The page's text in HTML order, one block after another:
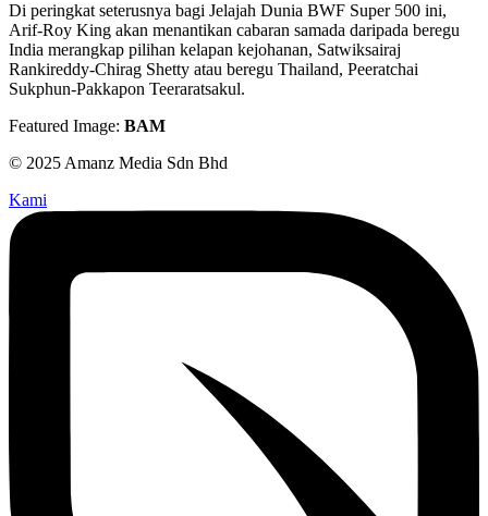
Di peringkat seterusnya bagi Jelajah Dunia BWF Super 500 ini,
Arif-Roy King akan menantikan cabaran samada daripada beregu
India merangkap pilihan kelapan kejohanan, Satwiksairaj
Rankireddy-Chirag Shetty atau beregu Thailand, Peeratchai
Sukphun-Pakkapon Teeraratsakul.
Featured Image: BAM
© 2025 Amanz Media Sdn Bhd
Kami